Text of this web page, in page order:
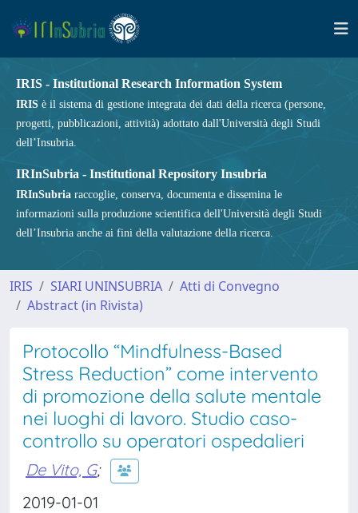
IRIS - Institutional Research Information System
IRIS è il sistema di gestione integrata dei dati della ricerca (persone,
progetti, pubblicazioni, attività) adottato dall'Università degli Studi
dell’Insubria.
IRInSubria - Institutional Repository Insubria
IRInSubria raccoglie, conserva, documenta e dissemina le
informazioni sulla produzione scientifica dell'Università degli Studi
dell’Insubria anche ai fini della valutazione della ricerca.
IRIS SIARI UNINSUBRIA
Atti di Convegno
Abstract (in Rivista)
Protocollo “Mindfulness-Based
Stress Reduction” come intervento
di promozione della salute mentale
nei luoghi di lavoro. Studio caso-
controllo su operatori ospedalieri
De Vito, G;
2019-01-01